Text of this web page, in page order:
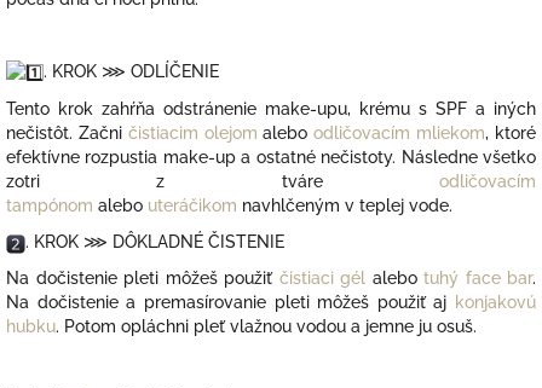
. KROK ⋙ ODLÍČENIE
Tento krok zahŕňa odstránenie make-upu, krému s SPF a iných
nečistôt. Začni čistiacim olejomalebo odličovacím mliekom, ktoré
efektívne rozpustia make-up a ostatné nečistoty. Následne všetko
zotri z tváre odličovacím
tampónom alebo uteráčikom navhlčeným v teplej vode.
. KROK ⋙ DÔKLADNÉ ČISTENIE
Na dočistenie pleti môžeš použiť čistiaci gél alebo tuhý face bar.
Na dočistenie a premasírovanie pleti môžeš použiť aj konjakovú
hubku. Potom opláchni pleť vlažnou vodou a jemne ju osuš.